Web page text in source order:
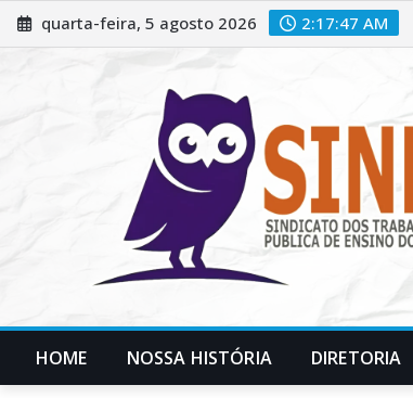
Skip
to
quarta-feira, 5 agosto 2026 2:17:48 AM
HOME NOSSA HISTÓRIA DIRETORIA